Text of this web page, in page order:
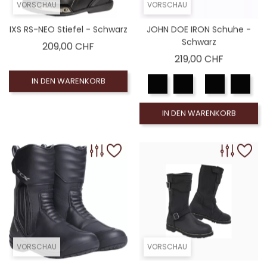
VORSCHAU
IXS RS-NEO Stiefel - Schwarz
209,00 CHF
IN DEN WARENKORB
VORSCHAU
JOHN DOE IRON Schuhe -
Schwarz
219,00 CHFPreis
IN DEN WARENKORB
VORSCHAU VORSCHAU